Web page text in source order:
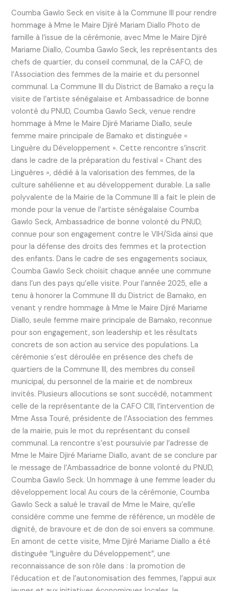
Coumba Gawlo Seck en visite à la Commune III pour rendre
hommage à Mme le Maire Djiré Mariam Diallo Photo de
famille à l’issue de la cérémonie, avec Mme le Maire Djiré
Mariame Diallo, Coumba Gawlo Seck, les représentants des
chefs de quartier, du conseil communal, de la CAFO, de
l’Association des femmes de la mairie et du personnel
communal. La Commune III du District de Bamako a reçu la
visite de l’artiste sénégalaise et Ambassadrice de bonne
volonté du PNUD, Coumba Gawlo Seck, venue rendre
hommage à Mme le Maire Djiré Mariame Diallo, seule
femme maire principale de Bamako et distinguée «
Linguère du Développement ». Cette rencontre s’inscrit
dans le cadre de la préparation du festival « Chant des
Linguères », dédié à la valorisation des femmes, de la
culture sahélienne et au développement durable. La salle
polyvalente de la Mairie de la Commune III a fait le plein de
monde pour la venue de l’artiste sénégalaise Coumba
Gawlo Seck, Ambassadrice de bonne volonté du PNUD,
connue pour son engagement contre le VIH/Sida ainsi que
pour la défense des droits des femmes et la protection
des enfants. Dans le cadre de ses engagements sociaux,
Coumba Gawlo Seck choisit chaque année une commune
dans l’un des pays qu’elle visite. Pour l’année 2025, elle a
tenu à honorer la Commune III du District de Bamako, en
venant y rendre hommage à Mme le Maire Djiré Mariame
Diallo, seule femme maire principale de Bamako, reconnue
pour son engagement, son leadership et les résultats
concrets de son action au service des populations. La
cérémonie s’est déroulée en présence des chefs de
quartiers de la Commune III, des membres du conseil
municipal, du personnel de la mairie et de nombreux
invités. Plusieurs allocutions se sont succédé, notamment
celle de la représentante de la CAFO CIII, l’intervention de
Mme Assa Touré, présidente de l’Association des femmes
de la mairie, puis le mot du représentant du conseil
communal. La rencontre s’est poursuivie par l’adresse de
Mme le Maire Djiré Mariame Diallo, avant de se conclure par
le message de l’Ambassadrice de bonne volonté du PNUD,
Coumba Gawlo Seck. Un hommage à une femme leader du
développement local Au cours de la cérémonie, Coumba
Gawlo Seck a salué le travail de Mme le Maire, qu’elle
considère comme une femme de référence, un modèle de
dignité, de bravoure et de don de soi envers sa commune.
En amont de cette visite, Mme Djiré Mariame Diallo a été
distinguée “Linguère du Développement”, une
reconnaissance de son rôle dans : la promotion de
l’éducation et de l’autonomisation des femmes, l’appui aux